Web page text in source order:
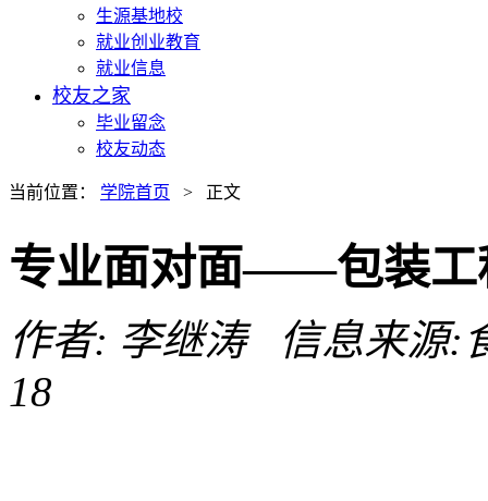
生源基地校
就业创业教育
就业信息
校友之家
毕业留念
校友动态
当前位置： 学院首页 > 正文
专业面对面——包装工
作者: 李继涛 信息来源:
18